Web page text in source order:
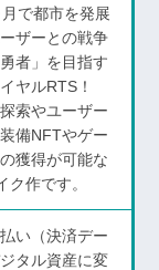
で都市を発展
ザーとの戦争
者」を目指す
ヤルRTS！
索やユーザー
備NFTやゲー
獲得が可能な
ク作です。
い（決済デー
タル資産に変